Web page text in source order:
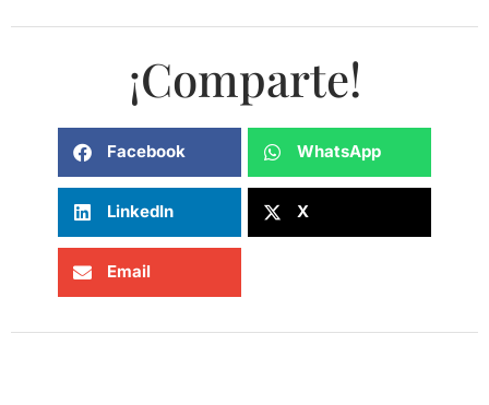
¡Comparte!
Facebook WhatsApp
LinkedIn X
Email